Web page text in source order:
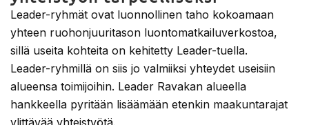
Leader-ryhmät ovat luonnollinen taho kokoamaan
yhteen ruohonjuuritason luontomatkailuverkostoa,
sillä useita kohteita on kehitetty Leader-tuella.
Leader-ryhmillä on siis jo valmiiksi yhteydet useisiin
alueensa toimijoihin. Leader Ravakan alueella
hankkeella pyritään lisäämään etenkin maakuntarajat